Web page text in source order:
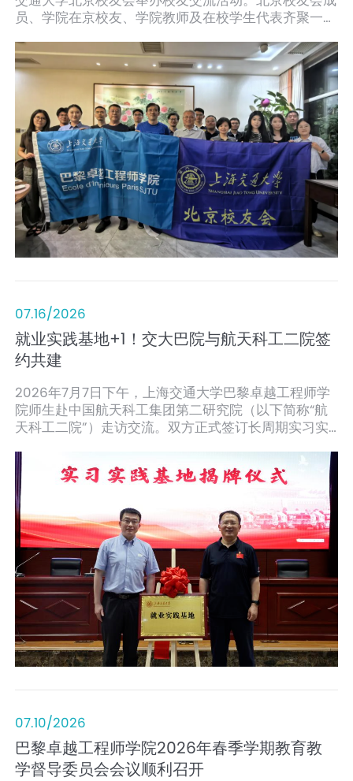
员、学院在京校友、学院教师及在校学生代表齐聚一
入交流，共叙校友情谊，共话学院发展。
07.16/2026
就业实践基地+1！交大巴院与航天科工二院签
约共建
2026年7月7日下午，上海交通大学巴黎卓越工程师学
院师生赴中国航天科工集团第二研究院（以下简称“航
天科工二院”）走访交流。双方正式签订长周期实习实
单位校企合作迈入实质性阶段。
07.10/2026
巴黎卓越工程师学院2026年春季学期教育教
学督导委员会会议顺利召开